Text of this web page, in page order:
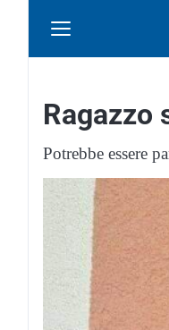
Ragazzo
Potrebbe essere